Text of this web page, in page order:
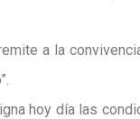
a la
hoy día las